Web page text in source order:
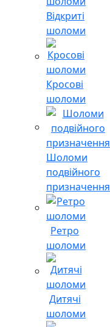
Відкриті
шоломи
Кросові
шоломи
Шоломи
подвійного
призначення
Ретро
шоломи
Дитячі
шоломи